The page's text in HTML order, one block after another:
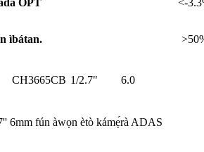
ìbátan.
CH3665CB 1/2.7" 6.0
6mm fún àwọn ètò kámẹ́rà ADAS